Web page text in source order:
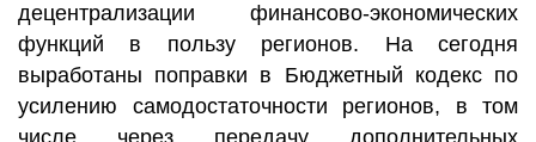
децентрализации финансово-экономических
функций в пользу регионов. На сегодня
выработаны поправки в Бюджетный кодекс по
усилению самодостаточности регионов, в том
числе через передачу дополнительных